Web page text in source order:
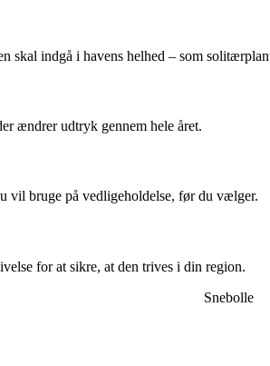
skal indgå i havens helhed – som
ændrer udtryk gennem hele året.
vil bruge på vedligeholdelse, før du vælger.
for at sikre, at den trives i din region.
Snebolle